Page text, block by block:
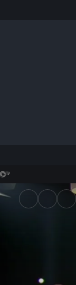
der